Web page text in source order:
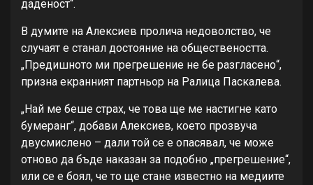
даденост“.
В думите на Алексиев пролича недоволство, че
случаят е станал достояние на обществеността.
„Предишното ми прегрешение не бе разгласено“,
призна екранният партньор на Ралица Паскалева.
„Най ме беше страх, че това ще ме настигне като
бумеранг“, добави Алексиев, което прозвуча
двусмислено – дали той се е опасявал, че може
отново да бъде наказан за подобно „прегрешение“,
или се е боял, че то ще стане известно на медиите